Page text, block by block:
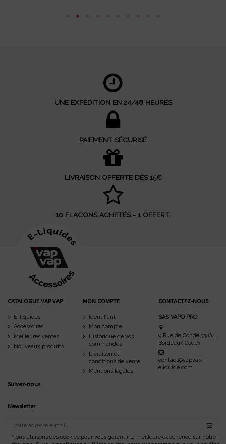
UNE EXPÉDITION EN 24/48 HEURES
PAIEMENT SÉCURISÉ
LIVRAISON OFFERTE DÈS 15€
10 FLACONS ACHETÉS = 1 OFFERT.
CATALOGUE VAP VAP
E-liquides
Accessoires
Meilleures ventes
Nouveaux produits
MON COMPTE
Identifiant
Mon compte
Historique de vos
commandes
Livraison et
conditions de vente
Mentions légales
CONTACTEZ-NOUS
SAS VAPO PRO
9 Rue de Condé 33064
Bordeaux Cedex
contact@vapvap-
eliquide.com
Suivez-nous
Newsletter
Nous utilisons des cookies pour vous garantir la meilleure expérience sur notre